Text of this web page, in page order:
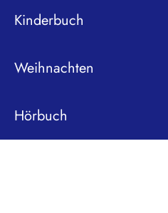
Kinderbuch
Weihnachten
Hörbuch